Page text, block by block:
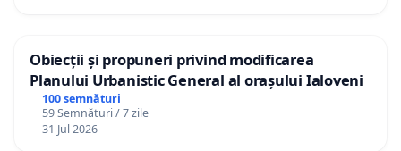
Obiecții și propuneri privind modificarea
Planului Urbanistic General al orașului Ialoveni
100 semnături
59 Semnături / 7 zile
31 Jul 2026